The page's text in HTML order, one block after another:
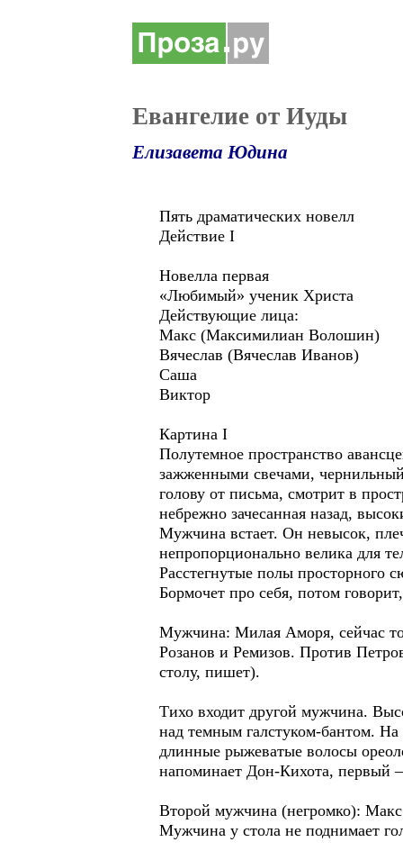
Евангелие от Иуды
Елизавета Юдина
Пять драматических новелл
Действие I
Новелла первая
«Любимый» ученик Христа
Действующие лица:
Макс (Максимилиан Волошин)
Вячеслав (Вячеслав Иванов)
Саша
Виктор
Картина I
Полутемное пространство
зажженными свечами,
голову от письма, смотрит в
небрежно зачесанная назад,
Мужчина встает. Он невысок,
непропорционально велика для
Расстегнутые полы просторного
Бормочет про себя, потом
Мужчина: Милая Аморя, сейчас
Розанов и Ремизов. Против
столу, пишет).
Тихо входит другой мужчина.
над темным галстуком-бантом.
длинные рыжеватые волосы
напоминает Дон-Кихота, первый
Второй мужчина (негромко):
Мужчина у стола не поднимает